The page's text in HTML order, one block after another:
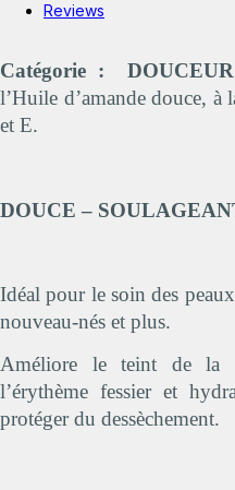
Reviews
Catégorie :
l’Huile d’amande douce,
et E.
DOUCE –
Idéal pour le soin des
nouveau-nés et plus.
Améliore le teint de la
l’érythème fessier et
protéger du dessèchement.